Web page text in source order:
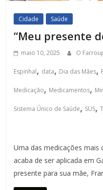
Cidade Saúde
“Meu presente
maio 10, 2025 O
Espinhal, data, Dia das Mães,
Medicação, Medicamentos,
Sistema Único de Saúde, SUS,
Uma das medicações mais
acaba de ser aplicada em
presente para sua mãe,